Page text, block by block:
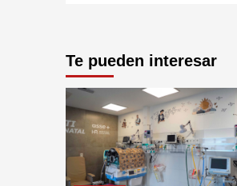
Te pueden interesar